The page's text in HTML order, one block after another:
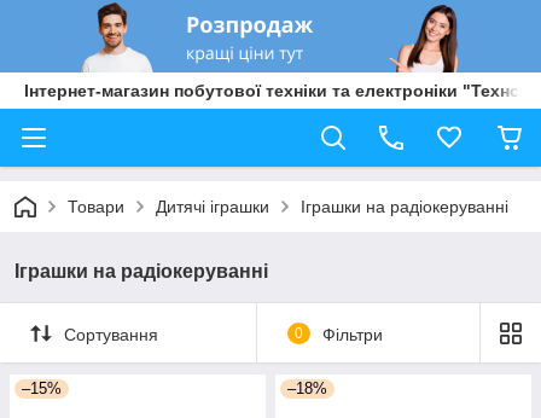
Інтернет-магазин побутової техніки та електроніки "Техно
Товари Дитячі іграшки Іграшки на радіокеруванні
Іграшки на радіокеруванні
Сортування 0 Фільтри
–15% –18%